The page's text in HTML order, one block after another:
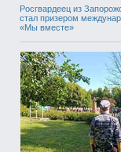
Росгвардеец из
стал призером
«Мы вместе»